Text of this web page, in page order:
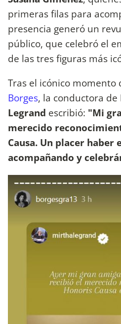
primeras filas para
presencia generó un
público, que celebró el
de las tres figuras más
Tras el icónico momento
Borges, la conductora de
Legrand escribió: "Mi
merecido
Causa. Un placer haber
acompañando y